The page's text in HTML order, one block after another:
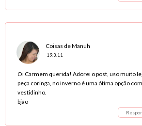
Coisas de Manuh
19.3.11
Oi Carmem querida! Adorei o post, uso muito
peça coringa, no inverno é uma ótima opção
vestidinho.
bjão